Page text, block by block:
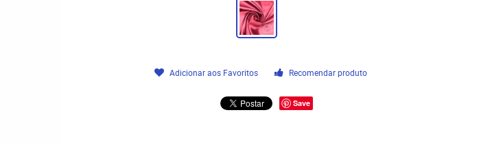
Adicionar aos Favoritos Recomendar produto
Save